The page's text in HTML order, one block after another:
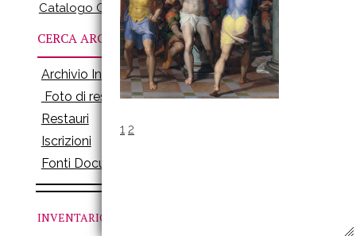
Catalogo Online
CERCA ARCHIVI
Archivio Inventari
Foto di restauro
Restauri
Iscrizioni
Fonti Documenti
INVENTARIO
1 2